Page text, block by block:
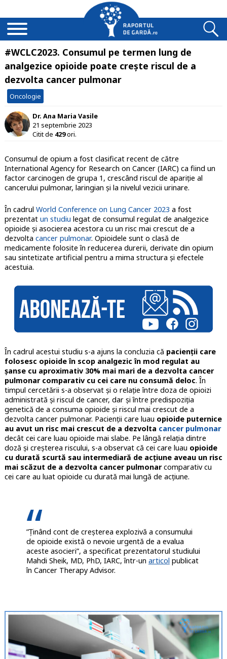
#WCLC2023. Consumul pe termen lung de
analgezice opioide poate crește riscul de a
dezvolta cancer pulmonar
Oncologie
Dr. Ana Maria Vasile
21 septembrie 2023
Citit de 429ori.
Consumul de opium a fost clasificat recent de către
International Agency for Research on Cancer (IARC) ca fiind un
factor carcinogen de grupa 1, crescând riscul de apariție al
cancerului pulmonar, laringian și la nivelul vezicii urinare.
În cadrul World Conference on Lung Cancer 2023 a fost
prezentat un studiu legat de consumul regulat de analgezice
opioide și asocierea acestora cu un risc mai crescut de a
dezvolta cancer pulmonar. Opioidele sunt o clasă de
medicamente folosite în reducerea durerii, derivate din opium
sau sintetizate artificial pentru a mima structura și efectele
acestuia.
În cadrul acestui studiu s-a ajuns la concluzia că pacienții care
folosesc opioide în scop analgezic în mod regulat au
șanse cu aproximativ 30% mai mari de a dezvolta cancer
pulmonar comparativ cu cei care nu consumă deloc. În
timpul cercetării s-a observat și o relație între doza de opioizi
administrată și riscul de cancer, dar și între predispoziția
genetică de a consuma opioide și riscul mai crescut de a
dezvolta cancer pulmonar. Pacienții care luau opioide puternice
au avut un risc mai crescut de a dezvolta cancer pulmonar
decât cei care luau opioide mai slabe. Pe lângă relația dintre
doză și creșterea riscului, s-a observat că cei care luau opioide
cu durată scurtă sau intermediară de acțiune aveau un risc
mai scăzut de a dezvolta cancer pulmonarcomparativ cu
cei care au luat opioide cu durată mai lungă de acțiune.
”Ținând cont de creșterea explozivă a consumului
de opioide există o nevoie urgentă de a evalua
aceste asocieri”, a specificat prezentatorul studiului
Mahdi Sheik, MD, PhD, IARC, într-un articol publicat
în Cancer Therapy Advisor.